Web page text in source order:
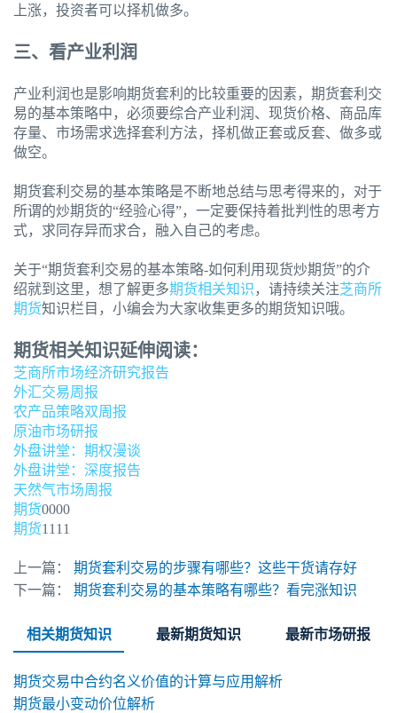
上涨，投资者可以择机做多。
三、看产业利润
产业利润也是影响期货套利的比较重要的因素，期货套利交
易的基本策略中，必须要综合产业利润、现货价格、商品库
存量、市场需求选择套利方法，择机做正套或反套、做多或
做空。
期货套利交易的基本策略是不断地总结与思考得来的，对于
所谓的炒期货的“经验心得”，一定要保持着批判性的思考方
式，求同存异而求合，融入自己的考虑。
关于“期货套利交易的基本策略-如何利用现货炒期货”的介
绍就到这里，想了解更多期货相关知识 ，请持续关注芝商所
期货知识栏目，小编会为大家收集更多的期货知识哦。
期货相关知识延伸阅读：
芝商所市场经济研究报告
外汇交易周报
农产品策略双周报
原油市场研报
外盘讲堂：期权漫谈
外盘讲堂：深度报告
天然气市场周报
期货0000
期货1111
上一篇：
期货套利交易的步骤有哪些？这些干货请存好
下一篇：
期货套利交易的基本策略有哪些？看完涨知识
相关期货知识 最新期货知识 最新市场研报
期货交易中合约名义价值的计算与应用解析
期货最小变动价位解析